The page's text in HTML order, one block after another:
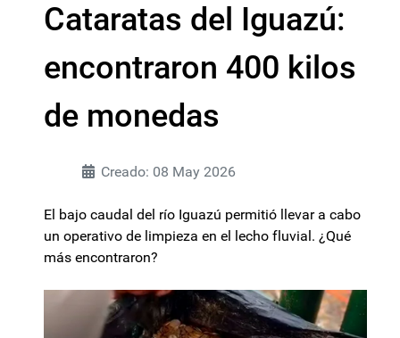
Cataratas del Iguazú:
encontraron 400 kilos
de monedas
Creado: 08 May 2026
El bajo caudal del río Iguazú permitió llevar a cabo
un operativo de limpieza en el lecho fluvial. ¿Qué
más encontraron?